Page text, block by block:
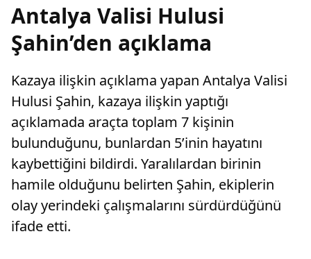
Antalya Valisi Hulusi
Şahin’den açıklama
Kazaya ilişkin açıklama yapan Antalya Valisi
Hulusi Şahin, kazaya ilişkin yaptığı
açıklamada araçta toplam 7 kişinin
bulunduğunu, bunlardan 5’inin hayatını
kaybettiğini bildirdi. Yaralılardan birinin
hamile olduğunu belirten Şahin, ekiplerin
olay yerindeki çalışmalarını sürdürdüğünü
ifade etti.